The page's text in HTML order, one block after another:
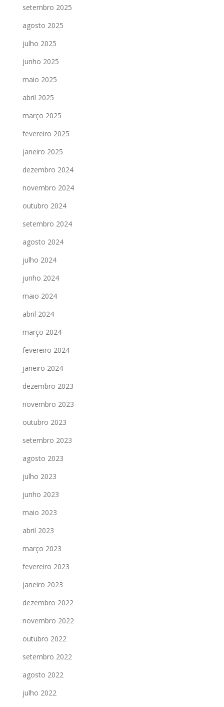
setembro 2025
agosto 2025
julho 2025
junho 2025
maio 2025
abril 2025
março 2025
fevereiro 2025
janeiro 2025
dezembro 2024
novembro 2024
outubro 2024
setembro 2024
agosto 2024
julho 2024
junho 2024
maio 2024
abril 2024
março 2024
fevereiro 2024
janeiro 2024
dezembro 2023
novembro 2023
outubro 2023
setembro 2023
agosto 2023
julho 2023
junho 2023
maio 2023
abril 2023
março 2023
fevereiro 2023
janeiro 2023
dezembro 2022
novembro 2022
outubro 2022
setembro 2022
agosto 2022
julho 2022